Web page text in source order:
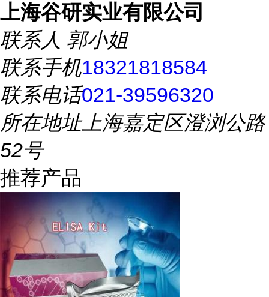
上海谷研实业有限公司
联系人 郭小姐
联系手机18321818584
联系电话021-39596320
所在地址上海嘉定区澄浏公路
52号
推荐产品